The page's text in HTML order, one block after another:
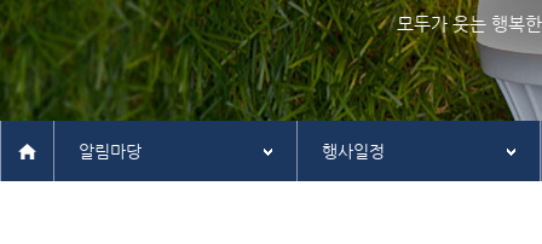
관련사이트
모두가 웃는 행복
알림마당 행사일정